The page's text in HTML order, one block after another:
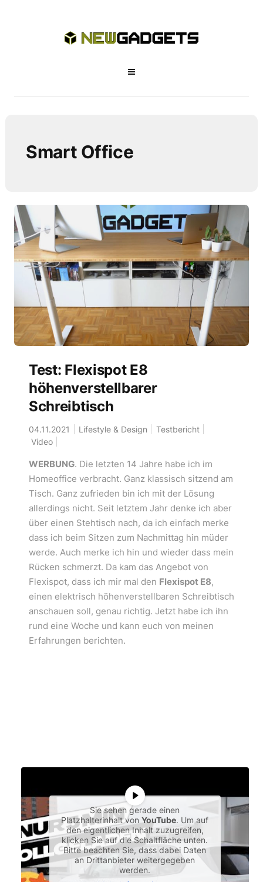
Smart Office
Test: Flexispot E8
höhenverstellbarer
Schreibtisch
04.11.2021 Lifestyle & Design
Testbericht
Video
WERBUNG. Die letzten 14 Jahre habe ich im
Homeoffice verbracht. Ganz klassisch sitzend am
Tisch. Ganz zufrieden bin ich mit der Lösung
allerdings nicht. Seit letztem Jahr denke ich aber
über einen Stehtisch nach, da ich einfach merke
dass ich beim Sitzen zum Nachmittag hin müder
werde. Auch merke ich hin und wieder dass mein
Rücken schmerzt. Da kam das Angebot von
Flexispot, dass ich mir mal den Flexispot E8,
einen elektrisch höhenverstellbaren Schreibtisch
anschauen soll, genau richtig. Jetzt habe ich ihn
rund eine Woche und kann euch von meinen
Erfahrungen berichten.
Sie sehen gerade einen
Platzhalterinhalt vonYouTube. Um auf
den eigentlichen Inhalt zuzugreifen,
klicken Sie auf die Schaltfläche unten.
Bitte beachten Sie, dass dabei Daten
an Drittanbieter weitergegeben
werden.